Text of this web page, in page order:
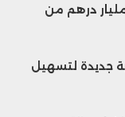
الاستثمار بالمغرب تفقد 13,8 مليار درهم من
جديدة لتسهيل